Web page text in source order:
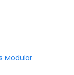
Modular